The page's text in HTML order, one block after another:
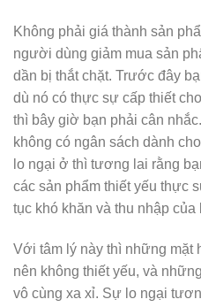
Không phải giá thành sản
người dùng giảm mua sản
dần bị thắt chặt. Trước đây
dù nó có thực sự cấp thiết
thì bây giờ bạn phải cân
không có ngân sách dành
lo ngại ở thì tương lai rằng
các sản phẩm thiết yếu thực
tục khó khăn và thu nhập
Với tâm lý này thì những mặt
nên không thiết yếu, và
vô cùng xa xỉ. Sự lo ngại